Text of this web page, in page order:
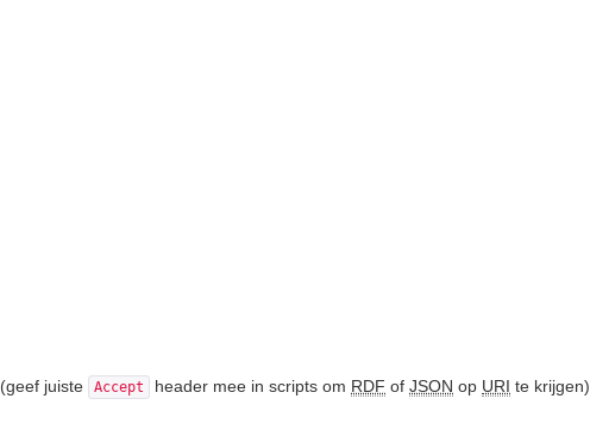
(geef juiste Accept header mee in scripts om RDF of JSON op URI te krijgen)